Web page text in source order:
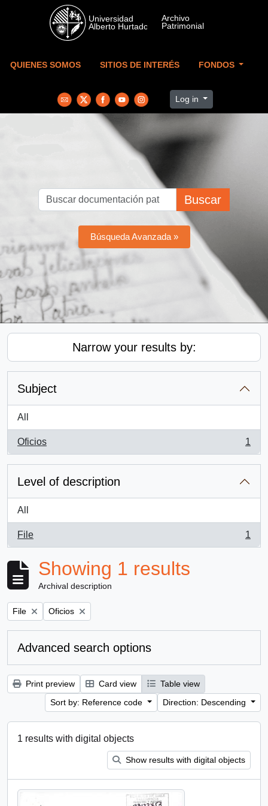
Skip to main content
QUIENES SOMOS SITIOS DE INTERÉS FONDOS
Log in
Buscar
Búsqueda Avanzada »
Narrow your results by:
Subject
All
Oficios
, 1 results
1
Level of description
All
File
, 1 results
1
Showing 1 results
Archival description
Remove filter:
File Remove filter:
Oficios
Advanced search options
Print preview Card view
Table view
Sort by: Reference code
Direction: Descending
1 results with digital objects
Show results with digital objects